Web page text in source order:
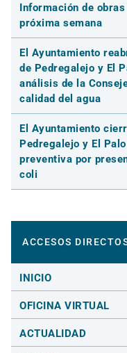
Información de
próxima semana
El Ayuntamiento
de Pedregalejo y El
análisis de la
calidad del agua
El Ayuntamiento
Pedregalejo y El
preventiva por
coli
ACCESOS
INICIO
OFICINA VIRTUAL
ACTUALIDAD